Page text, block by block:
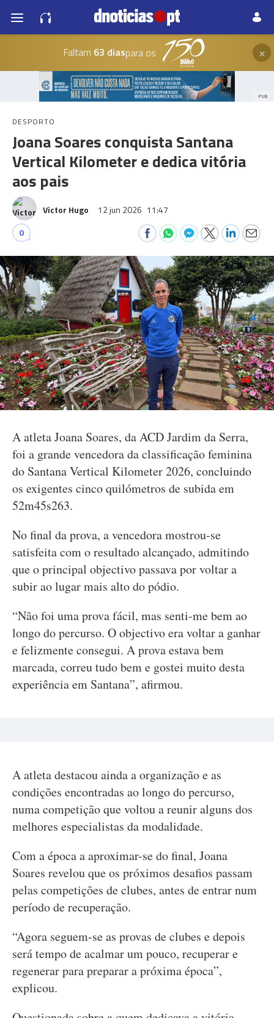
Faltam 63 diaspara os ×
PUB
DESPORTO
Joana Soares conquista Santana
Vertical Kilometer e dedica vitória
aos pais
Victor Hugo 12 jun 2026 11:47
0
A atleta Joana Soares, da ACD Jardim da Serra,
foi a grande vencedora da classificação feminina
do Santana Vertical Kilometer 2026, concluindo
os exigentes cinco quilómetros de subida em
52m45s263.
No final da prova, a vencedora mostrou-se
satisfeita com o resultado alcançado, admitindo
que o principal objectivo passava por voltar a
subir ao lugar mais alto do pódio.
“Não foi uma prova fácil, mas senti-me bem ao
longo do percurso. O objectivo era voltar a ganhar
e felizmente consegui. A prova estava bem
marcada, correu tudo bem e gostei muito desta
experiência em Santana”, afirmou.
A atleta destacou ainda a organização e as
condições encontradas ao longo do percurso,
numa competição que voltou a reunir alguns dos
melhores especialistas da modalidade.
Com a época a aproximar-se do final, Joana
Soares revelou que os próximos desafios passam
pelas competições de clubes, antes de entrar num
período de recuperação.
“Agora seguem-se as provas de clubes e depois
será tempo de acalmar um pouco, recuperar e
regenerar para preparar a próxima época”,
explicou.